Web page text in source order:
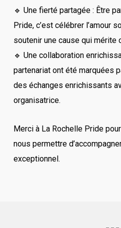
🔹 Une fierté partagée : Être
Pride, c’est célébrer l’amour
soutenir une cause qui mérite
🔹 Une collaboration
partenariat ont été marquées
des échanges enrichissants
organisatrice.
Merci à La Rochelle Pride
nous permettre
exceptionnel.